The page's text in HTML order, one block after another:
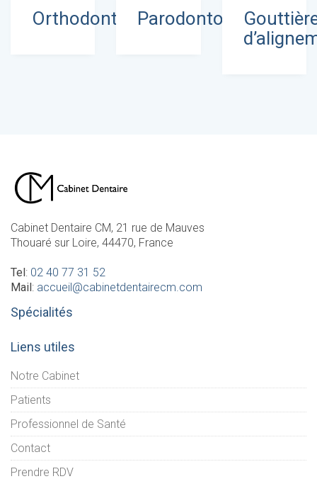
Orthodontie Parodontologie
Cabinet Dentaire CM, 21 rue de Mauves
Thouaré sur Loire, 44470, France
Tel: 02 40 77 31 52
Mail: accueil@cabinetdentairecm.com
Spécialités
Liens utiles
Notre Cabinet
Patients
Professionnel de Santé
Contact
Prendre RDV